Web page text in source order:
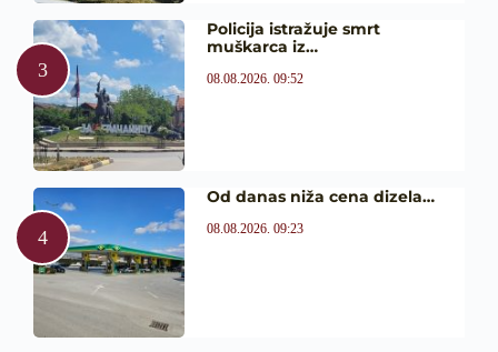
Policija istražuje smrt
muškarca iz…
08.08.2026. 09:52
Od danas niža cena dizela…
08.08.2026. 09:23